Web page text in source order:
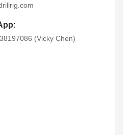
(Vicky Chen)